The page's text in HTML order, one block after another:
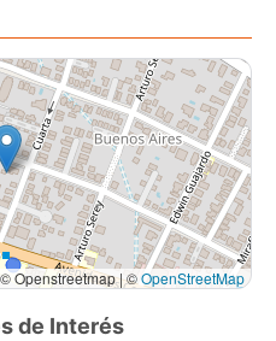
de contacto o los medios
2150894
© Openstreetmap | ©OpenStreetMap
de Interés